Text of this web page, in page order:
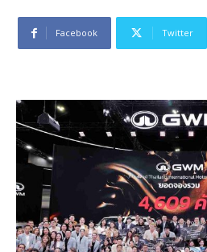
Facebook Twitter